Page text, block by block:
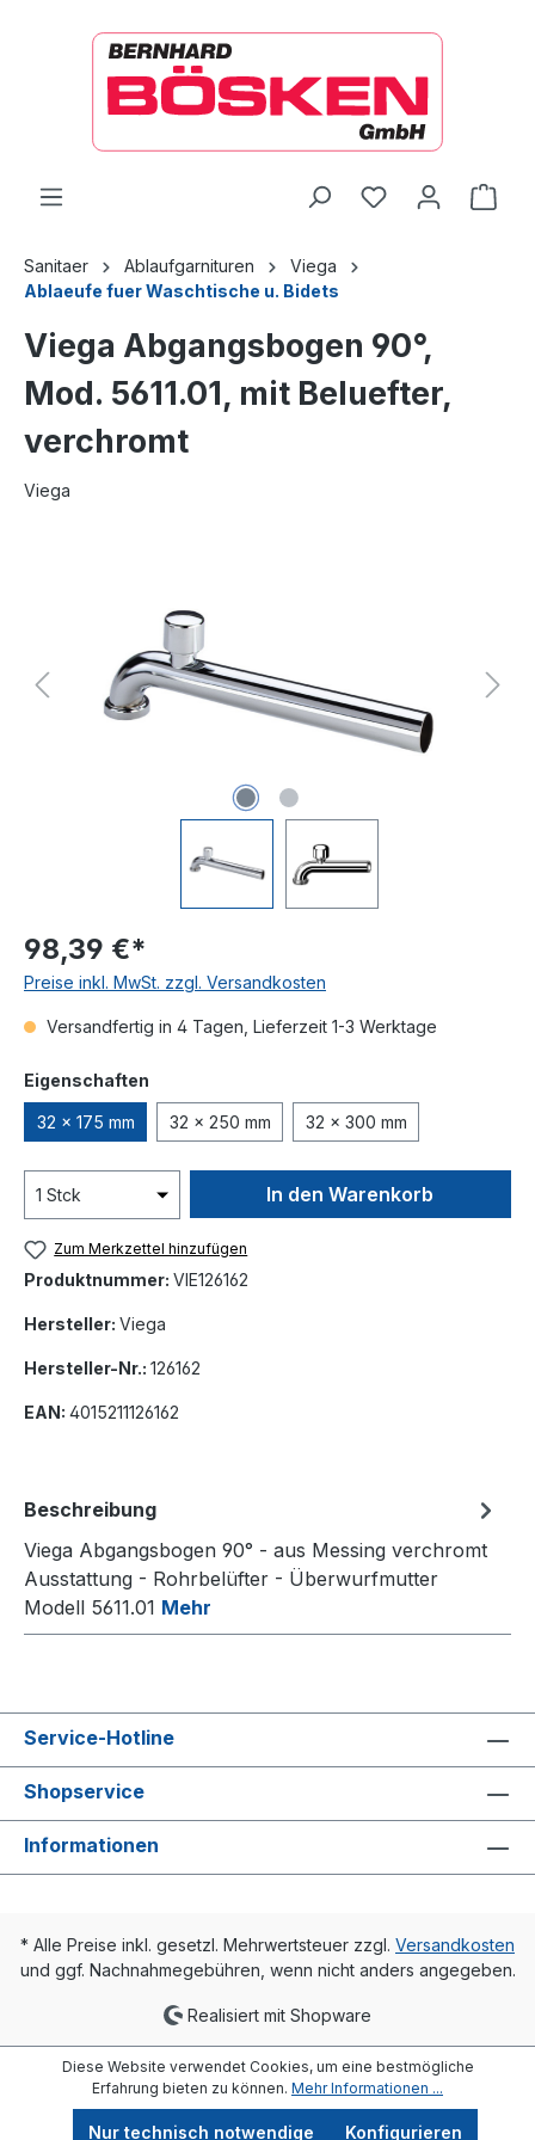
Sanitaer Ablaufgarnituren
Viega
Ablaeufe fuer Waschtische u. Bidets
Viega Abgangsbogen 90°,
Mod. 5611.01, mit Beluefter,
verchromt
Viega
98,39 €*
Preise inkl. MwSt. zzgl. Versandkosten
Versandfertig in 4 Tagen, Lieferzeit 1-3 Werktage
Eigenschaften
32 x 175 mm 32 x 250 mm 32 x 300 mm
In den Warenkorb
Zum Merkzettel hinzufügen
Produktnummer: VIE126162
Hersteller: Viega
Hersteller-Nr.: 126162
EAN: 4015211126162
Beschreibung
Viega Abgangsbogen 90° - aus Messing verchromt
Ausstattung - Rohrbelüfter - Überwurfmutter
Modell 5611.01 Mehr
Service-Hotline
Shopservice
Informationen
* Alle Preise inkl. gesetzl. Mehrwertsteuer zzgl. Versandkosten
und ggf. Nachnahmegebühren, wenn nicht anders angegeben.
Realisiert mit Shopware
Diese Website verwendet Cookies, um eine bestmögliche
Erfahrung bieten zu können. Mehr Informationen ...
Nur technisch notwendige Konfigurieren